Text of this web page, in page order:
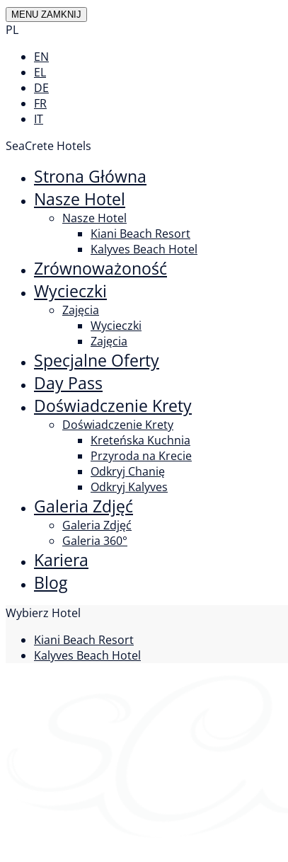
MENU ZAMKNIJ
PL
EN
EL
DE
FR
IT
SeaCrete Hotels
Strona Główna
Nasze Hotel
Nasze Hotel
Kiani Beach Resort
Kalyves Beach Hotel
Zrównoważoność
Wycieczki
Zajęcia
Wycieczki
Zajęcia
Specjalne Oferty
Day Pass
Doświadczenie Krety
Doświadczenie Krety
Kreteńska Kuchnia
Przyroda na Krecie
Odkryj Chanię
Odkryj Kalyves
Galeria Zdjęć
Galeria Zdjęć
Galeria 360°
Kariera
Blog
Wybierz Hotel
Kiani Beach Resort
Kalyves Beach Hotel